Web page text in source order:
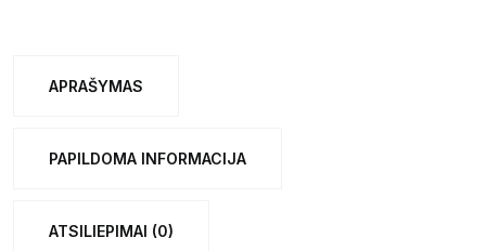
APRAŠYMAS
PAPILDOMA INFORMACIJA
ATSILIEPIMAI (0)